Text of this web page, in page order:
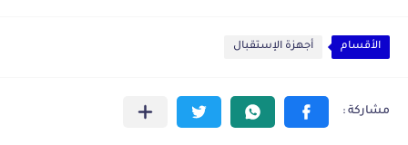
الأقسام أجهزة الإستقبال